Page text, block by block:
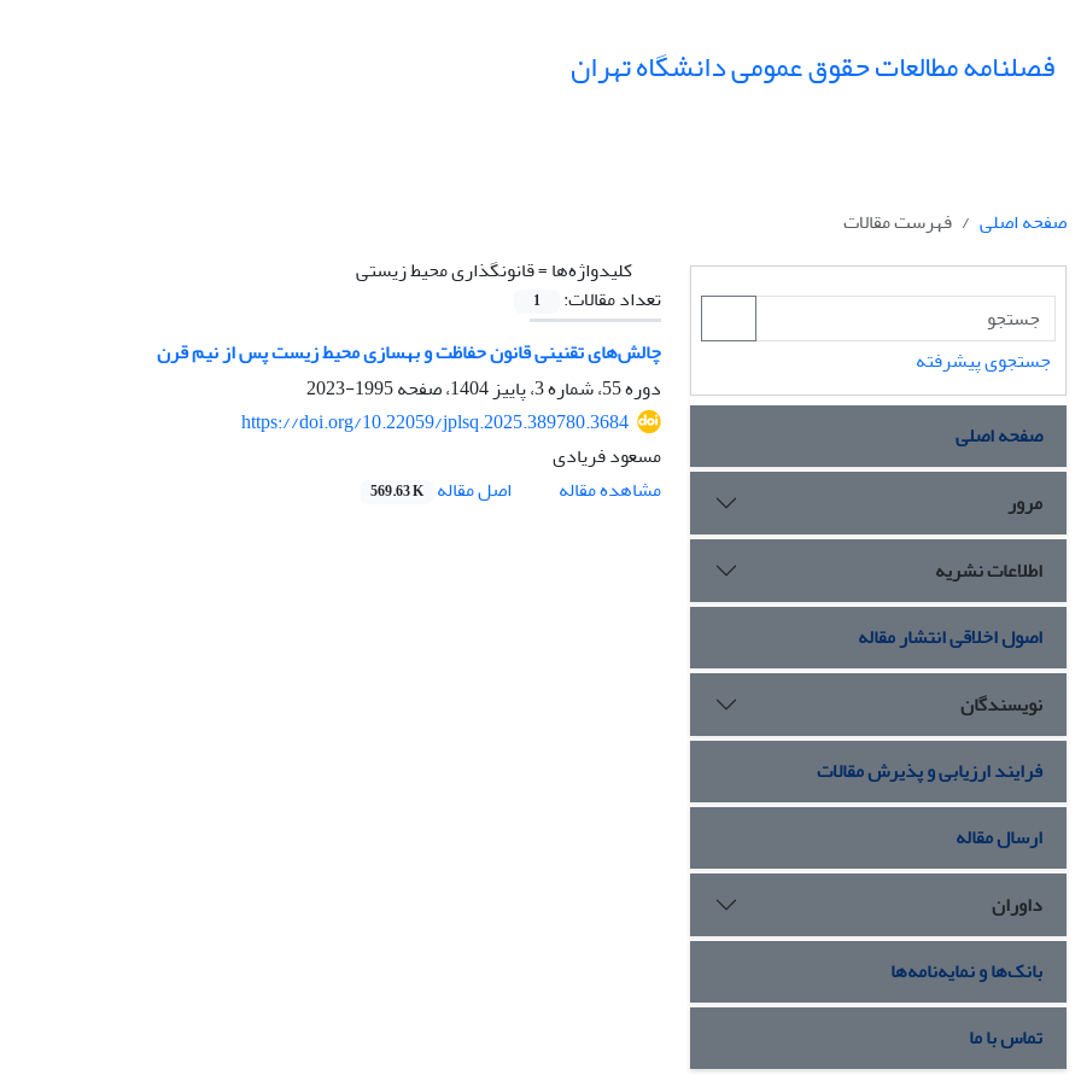
فصلنامه مطالعات حقوق عمومی دانشگاه تهران
صفحه اصلی
فهرست مقالات
کلیدواژه‌ها =قانونگذاری محیط زیستی
تعداد مقالات:
1
چالش‌های تقنینی قانون حفاظت و بهسازی محیط زیست پس از نیم قرن
دوره 55، شماره 3، پاییز 1404، صفحه
1995-2023
https://doi.org/10.22059/jplsq.2025.389780.3684
مسعود فریادی
مشاهده مقاله
اصل مقاله 569.63 K
جستجوی پیشرفته
صفحه اصلی
مرور
اطلاعات نشریه
اصول اخلاقی انتشار مقاله
نویسندگان
فرایند ارزیابی و پذیرش مقالات
ارسال مقاله
داوران
بانک‌ها و نمایه‌نامه‌ها
تماس با ما